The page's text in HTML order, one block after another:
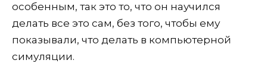
особенным, так это то, что он научился
делать все это сам, без того, чтобы ему
показывали, что делать в компьютерной
симуляции.